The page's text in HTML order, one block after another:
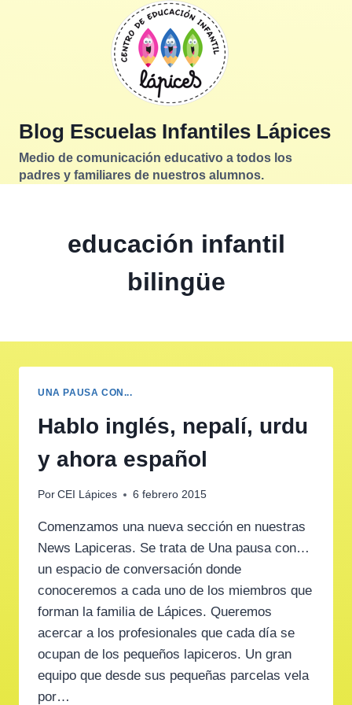
Blog Escuelas Infantiles Lápices
Medio de comunicación educativo a todos los
padres y familiares de nuestros alumnos.
educación infantil
bilingüe
UNA PAUSA CON...
Hablo inglés, nepalí, urdu
y ahora español
Por CEI Lápices 6 febrero 2015
Comenzamos una nueva sección en nuestras
News Lapiceras. Se trata de Una pausa con…
un espacio de conversación donde
conoceremos a cada uno de los miembros que
forman la familia de Lápices. Queremos
acercar a los profesionales que cada día se
ocupan de los pequeños lapiceros. Un gran
equipo que desde sus pequeñas parcelas vela
por…